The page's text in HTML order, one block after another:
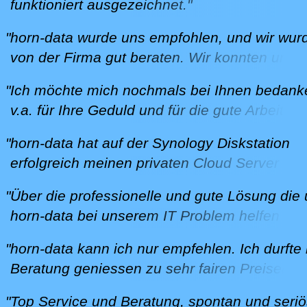
funktioniert ausgezeichnet."
"horn-data wurde uns empfohlen, und wir
von der Firma gut beraten. Wir konnten
Alles fand ohne Zeitdruck statt, was wir als
angenehm empfanden, und wir haben für
Belange einen kompetenten Ansprech-
U. aus Lengnau am 26.7.2020
"Ich möchte mich nochmals bei Ihnen
v.a. für Ihre Geduld und für die gute Arbeit."
"horn-data hat auf der Synology Diskstation
erfolgreich meinen privaten Cloud Server
Rechner in unserem Haushalt und als
für alle meine mobilen Geräte (2x
Ipad) verwende.
Ausgangslage war ein lokaler Synology
anderen Rechner hatte ich nur sporadisch
"Über die professionelle und gute Lösung die
horn-data bei unserem IT Problem helfen
beraten und fühlte mich bei horn-data
ernstgenommen. Auch ist zu erwähnen wie
wir unser Problem gelöst bekommen haben.
"horn-data kann ich nur empfehlen. Ich durfte
Beratung geniessen zu sehr fairen Preisen.
"Top Service und Beratung, spontan und